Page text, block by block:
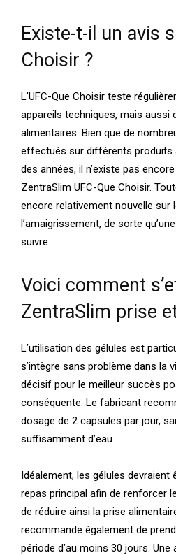
Existe-t-il un avis
Choisir ?
L’UFC-Que Choisir teste
appareils techniques, mais aussi
alimentaires. Bien que de
effectués sur différents produits
des années, il n’existe pas
ZentraSlim UFC-Que Choisir.
encore relativement nouvelle sur
l’amaigrissement, de sorte
suivre.
Voici comment
ZentraSlim prise
L’utilisation des gélules est
s’intègre sans problème dans la
décisif pour le meilleur succès
conséquente. Le fabricant
dosage de 2 capsules par jour,
suffisamment d’eau.
Idéalement, les gélules devraient
repas principal afin de renforcer
de réduire ainsi la prise
recommande également de
période d’au moins 30 jours.